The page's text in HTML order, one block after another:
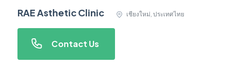
RAE Asthetic Clinic เชียงใหม่, ประเทศไทย
Contact Us